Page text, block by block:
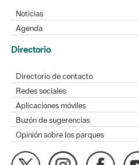
Noticias
Agenda
Directorio
Directorio de contacto
Redes sociales
Aplicaciones móviles
Buzón de sugerencias
Opinión sobre los parques